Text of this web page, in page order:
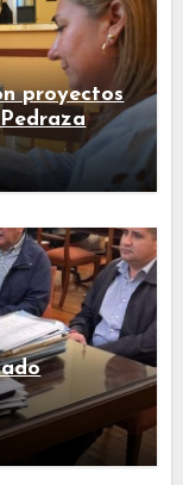
proyectos